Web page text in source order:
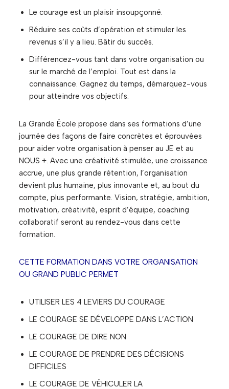
Le courage est un plaisir insoupçonné.
Réduire ses coûts d’opération et stimuler les
revenus s’il y a lieu. Bâtir du succès.
Différencez-vous tant dans votre organisation ou
sur le marché de l’emploi. Tout est dans la
connaissance. Gagnez du temps, démarquez-vous
pour atteindre vos objectifs.
La Grande École propose dans ses formations d’une
journée des façons de faire concrètes et éprouvées
pour aider votre organisation à penser au JE et au
NOUS +. Avec une créativité stimulée, une croissance
accrue, une plus grande rétention, l’orga­nisation
devient plus humaine, plus innovante et, au bout du
compte, plus performante. Vision, stratégie, ambition,
motivation, créativité, esprit d’équipe, coaching
collaboratif seront au rendez-vous dans cette
formation.
CETTE FORMATION DANS VOTRE ORGANISATION
OU GRAND PUBLIC PERMET
UTILISER LES 4 LEVIERS DU COURAGE
LE COURAGE SE DÉVELOPPE DANS L’ACTION
LE COURAGE DE DIRE NON
LE COURAGE DE PRENDRE DES DÉCISIONS
DIFFICILES
LE COURAGE DE VÉHICULER LA